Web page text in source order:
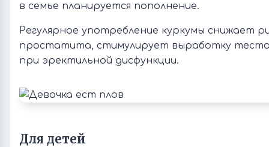
в семье планируется пополнение.
Регулярное употребление куркумы снижает
простатита, стимулирует выработку
при эректильной дисфункции.
Для детей